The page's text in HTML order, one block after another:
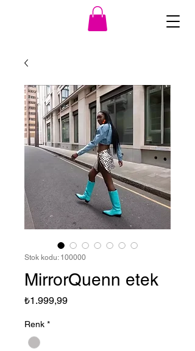
Stok kodu: 100000
MirrorQuenn etek
₺1.999,99Fiyat
Renk *